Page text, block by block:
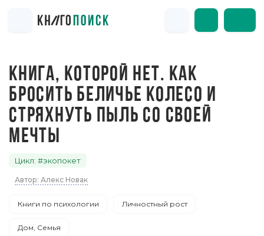
КНИГА, КОТОРОЙ НЕТ. КАК
БРОСИТЬ БЕЛИЧЬЕ КОЛЕСО И
СТРЯХНУТЬ ПЫЛЬ СО СВОЕЙ
МЕЧТЫ
Цикл: #экопокет
Автор: Алекс Новак
Книги по психологии Личностный рост
Дом, Семья